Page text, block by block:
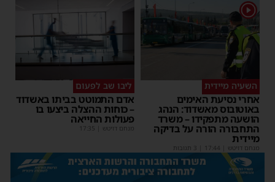
1
השעיה מיידית
אחרי נסיעת האימים
באוטובוס מאשדוד: הנהג
הושעה מתפקידו – משרד
התחבורה הורה על בדיקה
מיידית
מנחם דויטש 17:44
ליבו שב לפעום
אדם התמוטט בביתו באשדוד
– כוחות ההצלה ביצעו בו
פעולות החייאה
מנחם דויטש 17:35